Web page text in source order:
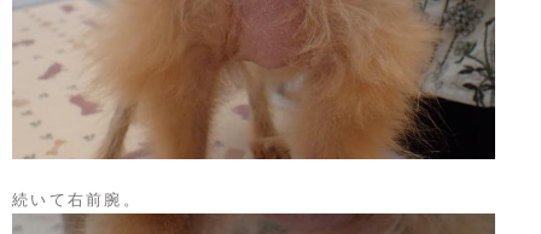
続いて右前腕。